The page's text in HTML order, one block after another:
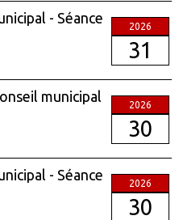
- Séance
2026
31
municipal
2026
30
- Séance
2026
30